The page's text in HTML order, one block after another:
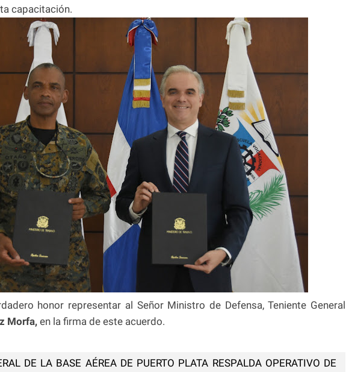
capacitación.
honor representar al Señor Ministro de Defensa, Teniente General
Morfa, en la firma de este acuerdo.
DE LA BASE AÉREA DE PUERTO PLATA RESPALDA OPERATIVO DE